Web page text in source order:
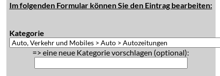
Im folgenden Formular können Sie den Eintrag bearbeiten:
Kategorie
=> eine neue Kategorie vorschlagen (optional):